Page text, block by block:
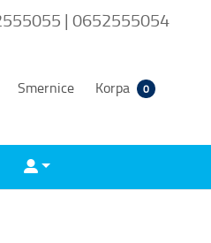
| 0652555054
Smernice Korpa 0
Prijava